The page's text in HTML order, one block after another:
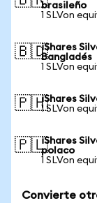
brasileño
1 SLVon
🇧🇩iShares
Bangladés
1 SLVon
🇵🇭iShares
1 SLVon
🇵🇱iShares
polaco
1 SLVon
Convierte